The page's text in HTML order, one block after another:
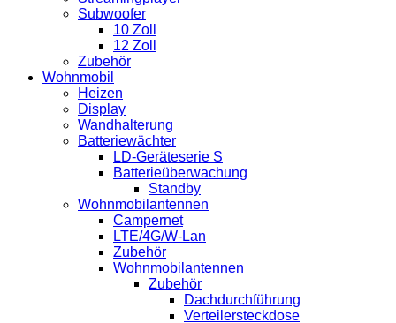
Subwoofer
10 Zoll
12 Zoll
Zubehör
Wohnmobil
Heizen
Display
Wandhalterung
Batteriewächter
LD-Geräteserie S
Batterieüberwachung
Standby
Wohnmobilantennen
Campernet
LTE/4G/W-Lan
Zubehör
Wohnmobilantennen
Zubehör
Dachdurchführung
Verteilersteckdose